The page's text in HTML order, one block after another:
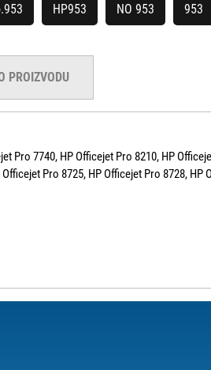
HP953 NO 953 953
PROIZVODU
Pro 7740, HP Officejet Pro 8210, HP
Pro 8725, HP Officejet Pro 8728, HP